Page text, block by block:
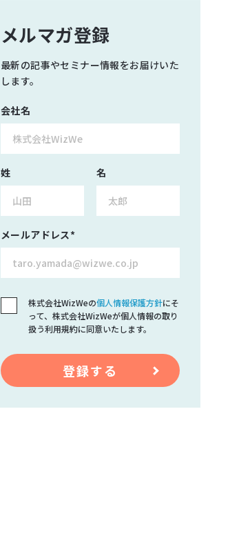
メルマガ登録
最新の記事やセミナー情報をお届けいた
します。
会社名
姓 名
メールアドレス*
株式会社WizWeの個人情報保護方針にそ
って、株式会社WizWeが個人情報の取り
扱う利用規約に同意いたします。